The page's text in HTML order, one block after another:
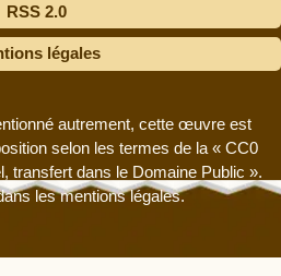
RSS 2.0
légales
autrement, cette œuvre est
selon les termes de la « CC0
transfert dans le Domaine Public ».
les mentions légales.